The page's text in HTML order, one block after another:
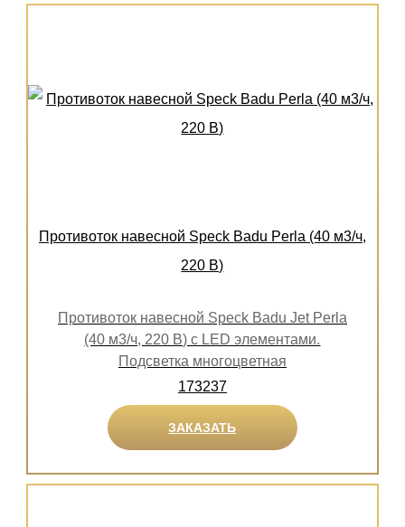
Противоток навесной Speck Badu Perla (40 м3/ч,
220 В)
Противоток навесной Speck Badu Jet Perla
(40 м3/ч, 220 В) с LED элементами.
Подсветка многоцветная
173237
ЗАКАЗАТЬ